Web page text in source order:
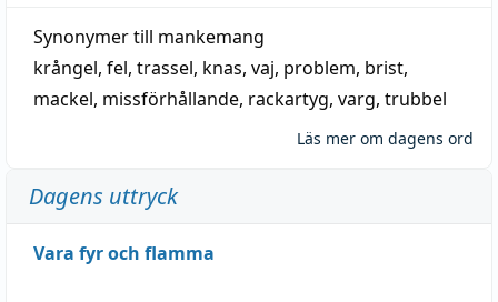
Synonymer till mankemang
krångel, fel, trassel, knas, vaj, problem, brist,
mackel, missförhållande, rackartyg, varg, trubbel
Läs mer om dagens ord
Dagens uttryck
Vara fyr och flamma